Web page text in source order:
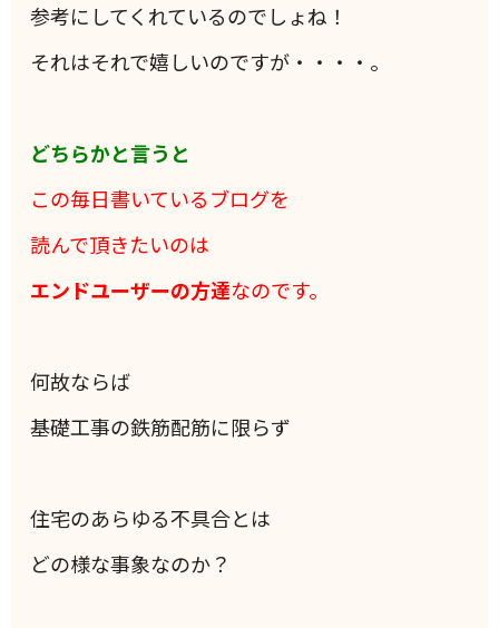
参考にしてくれているのでしょね！
それはそれで嬉しいのですが・・・・。
どちらかと言うと
この毎日書いているブログを
読んで頂きたいのは
エンドユーザーの方達なのです。
何故ならば
基礎工事の鉄筋配筋に限らず
住宅のあらゆる不具合とは
どの様な事象なのか？